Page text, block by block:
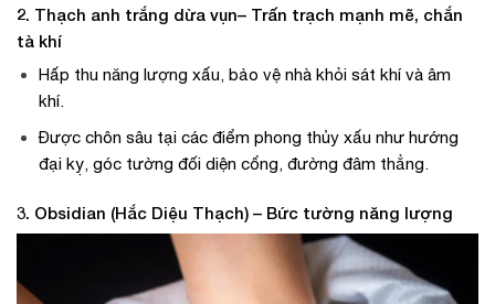
2. Thạch anh trắng dừa vụn– Trấn trạch mạnh mẽ, chắn
tà khí
Hấp thu năng lượng xấu, bảo vệ nhà khỏi sát khí và âm
khí.
Được chôn sâu tại các điểm phong thủy xấu như hướng
đại kỵ, góc tường đối diện cổng, đường đâm thẳng.
3. Obsidian (Hắc Diệu Thạch) – Bức tường năng lượng